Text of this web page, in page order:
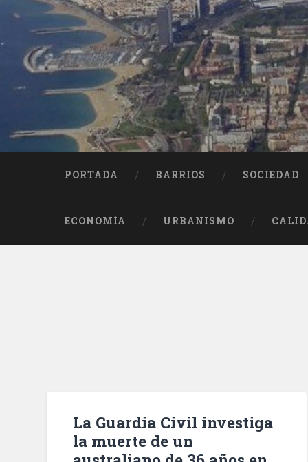
contenido
Buscar
PORTADA BARRIOS SOCIEDAD
ECONOMÍA URBANISMO
La Guardia Civil investiga
la muerte de un